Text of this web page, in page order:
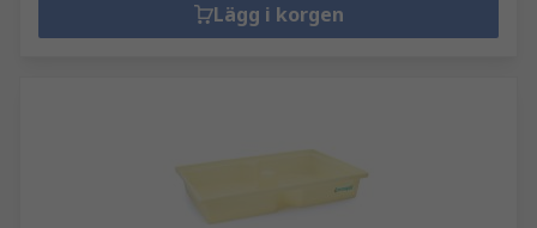
Lägg i korgen